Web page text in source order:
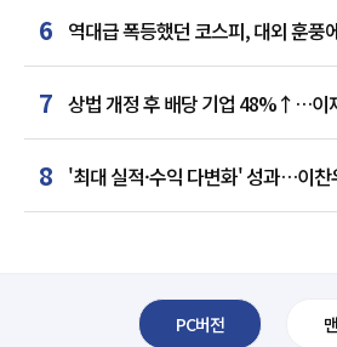
6 역대급 폭등했던 코스피, 대외 훈풍
급락
7 상법 개정 후 배당 기업 48%↑…이
최다'
8 '최대 실적·수익 다변화' 성과…이
말년 성장 박차
PC버전